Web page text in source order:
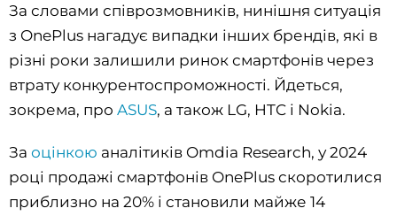
За словами співрозмовників, нинішня ситуація
з OnePlus нагадує випадки інших брендів, які в
різні роки залишили ринок смартфонів через
втрату конкурентоспроможності. Йдеться,
зокрема, про ASUS, а також LG, HTC і Nokia.
За оцінкою аналітиків Omdia Research, у 2024
році продажі смартфонів OnePlus скоротилися
приблизно на 20% і становили майже 14